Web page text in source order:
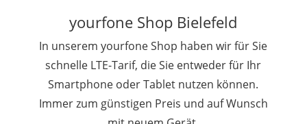
yourfone Shop Bielefeld
In unserem yourfone Shop haben wir für Sie
schnelle LTE-Tarif, die Sie entweder für Ihr
Smartphone oder Tablet nutzen können.
Immer zum günstigen Preis und auf Wunsch